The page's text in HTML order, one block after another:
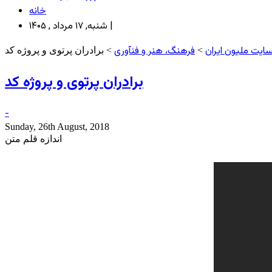
خانه
شنبه, ۱۷ مرداد , ۱۴۰۵ |
ملیون ایران > فرهنگ، هنر و فنآوری > برادران پرتوی و پروژه کد
برادران پرتوی و پروژه کد
-
Sunday, 26th August, 2018
اندازه قلم متن